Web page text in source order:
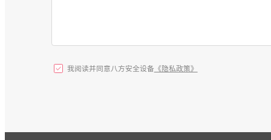
我阅读并同意八方安全设备 《隐私政策》